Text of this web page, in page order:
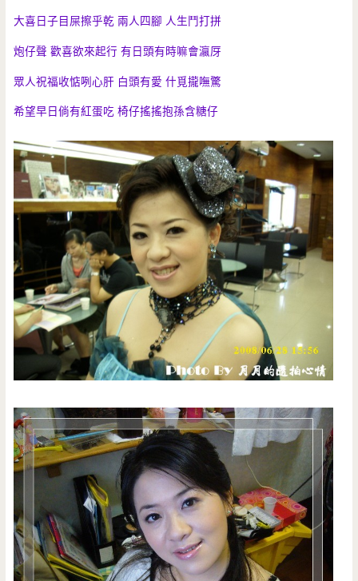
大喜日子目屎擦乎乾 兩人四腳 人生鬥打拼
炮仔聲 歡喜欲來起行 有日頭有時嘛會瀛厊
眾人祝福收惦咧心肝 白頭有愛 什覓攏嘸驚
希望早日倘有紅蛋吃 椅仔搖搖抱孫含糖仔